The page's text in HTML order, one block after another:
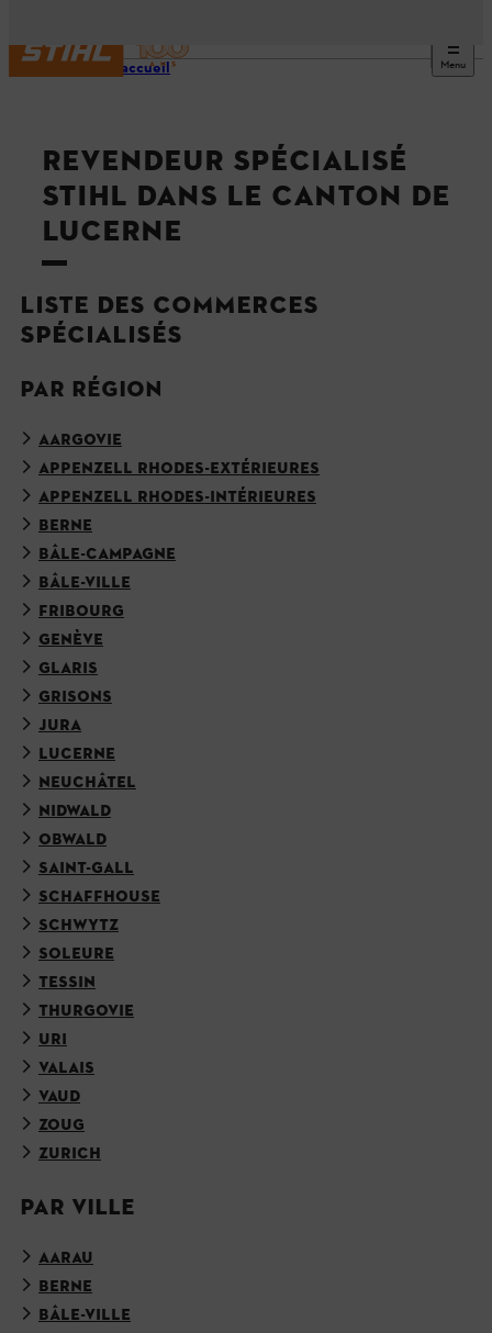
Menu
Page d’accueil
REVENDEUR SPÉCIALISÉ
STIHL DANS LE CANTON DE
LUCERNE
LISTE DES COMMERCES
SPÉCIALISÉS
PAR RÉGION
AARGOVIE
APPENZELL RHODES-EXTÉRIEURES
APPENZELL RHODES-INTÉRIEURES
BERNE
BÂLE-CAMPAGNE
BÂLE-VILLE
FRIBOURG
GENÈVE
GLARIS
GRISONS
JURA
LUCERNE
NEUCHÂTEL
NIDWALD
OBWALD
SAINT-GALL
SCHAFFHOUSE
SCHWYTZ
SOLEURE
TESSIN
THURGOVIE
URI
VALAIS
VAUD
ZOUG
ZURICH
PAR VILLE
AARAU
BERNE
BÂLE-VILLE